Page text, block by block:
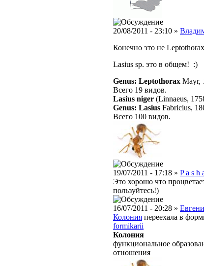
20/08/2011 - 23:10 »
Конечно это не
Lasius sp. это в общем! :)
Genus: Leptothorax Mayr,
Всего 19 видов.
Lasius niger (Linnaeus,
Genus: Lasius Fabricius,
Всего 100 видов.
19/07/2011 - 17:18 » P a s h
Это хорошо что
пользуйтесь!)
16/07/2011 - 20:28 »
Колония переехала в
formikarii
Колония
функциональное
отношения